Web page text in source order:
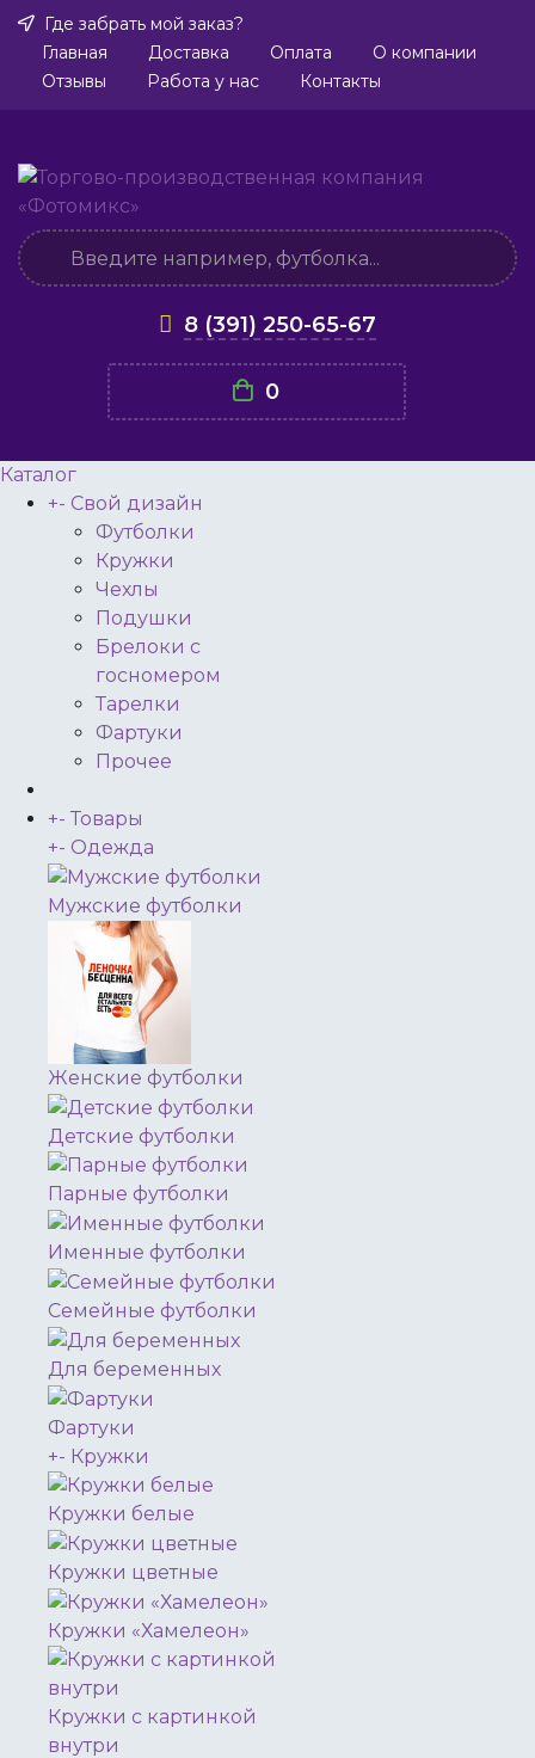
Где забрать мой заказ?
Главная
Доставка Оплата
О компании
Отзывы
Работа у нас Контакты
8 (391) 250-65-67
0
Каталог
+- Свой дизайн
Футболки
Кружки
Чехлы
Подушки
Брелоки с
госномером
Тарелки
Фартуки
Прочее
+- Товары
+- Одежда
Мужские футболки
Женские футболки
Детские футболки
Парные футболки
Именные футболки
Семейные футболки
Для беременных
Фартуки
+- Кружки
Кружки белые
Кружки цветные
Кружки «Хамелеон»
Кружки с картинкой
внутри